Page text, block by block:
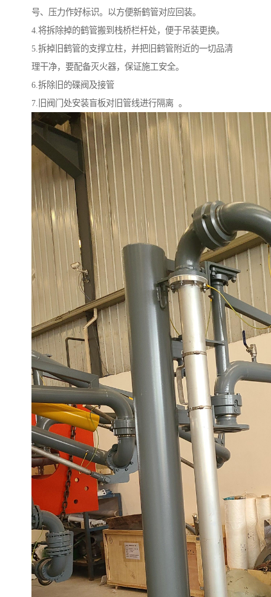
号、压力作好标识。以方便新鹤管对应回装。
4.将拆除掉的鹤管搬到栈桥栏杆处，便于吊装更换。
5.拆掉旧鹤管的支撑立柱，并把旧鹤管附近的一切品清
理干净，要配备灭火器，保证施工安全。
6.拆除旧的碟阀及接管
7.旧阀门处安装盲板对旧管线进行隔离 。